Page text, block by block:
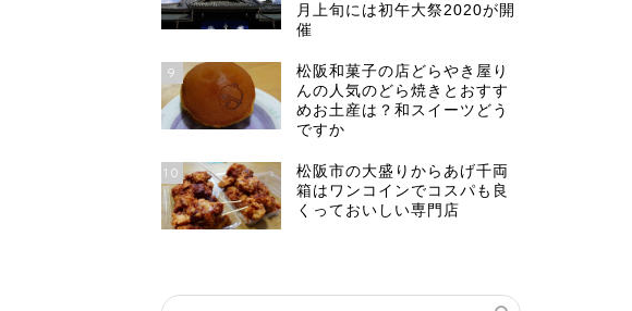
月上旬には初午大祭2020が開
催
9
松阪和菓子の店どらやき屋り
んの人気のどら焼きとおすす
めお土産は？和スイーツどう
ですか
10
松阪市の大盛りからあげ千両
箱はワンコインでコスパも良
くっておいしい専門店